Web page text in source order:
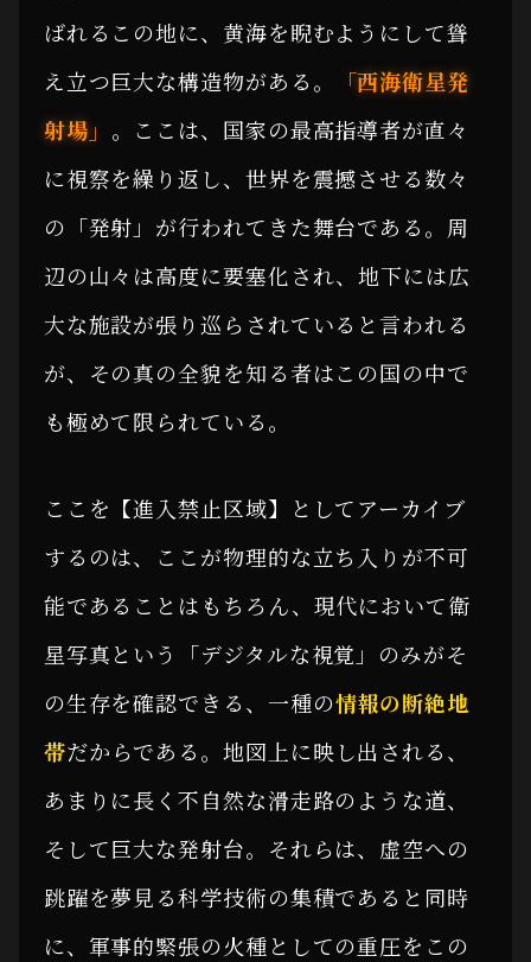
ばれるこの地に、黄海を睨むようにして聳
え立つ巨大な構造物がある。
「西海衛星発
射場」 。ここは、国家の最高指導者が直々
に視察を繰り返し、世界を震撼させる数々
の「発射」が行われてきた舞台である。周
辺の山々は高度に要塞化され、地下には広
大な施設が張り巡らされていると言われる
が、その真の全貌を知る者はこの国の中で
も極めて限られている。
ここを【進入禁止区域】としてアーカイブ
するのは、ここが物理的な立ち入りが不可
能であることはもちろん、現代において衛
星写真という「デジタルな視覚」のみがそ
の生存を確認できる、一種の情報の断絶地
帯だからである。地図上に映し出される、
あまりに長く不自然な滑走路のような道、
そして巨大な発射台。それらは、虚空への
跳躍を夢見る科学技術の集積であると同時
に、軍事的緊張の火種としての重圧をこの